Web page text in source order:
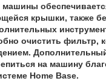
машины
крышки, также
очистить фильтр,
на машину
Home Base.